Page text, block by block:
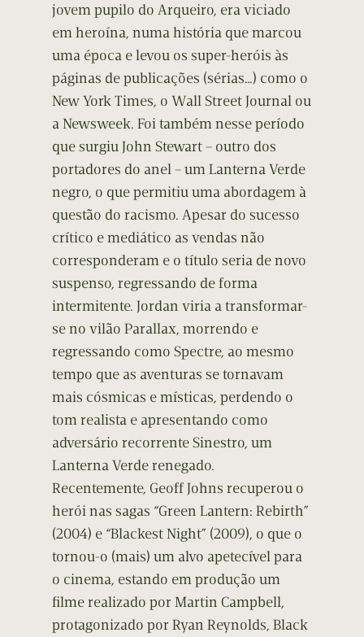
jovem pupilo do Arqueiro, era viciado
em heroína, numa história que marcou
uma época e levou os super-heróis às
páginas de publicações (sérias…) como o
New York Times, o Wall Street Journal ou
a Newsweek. Foi também nesse período
que surgiu John Stewart – outro dos
portadores do anel – um Lanterna Verde
negro, o que permitiu uma abordagem à
questão do racismo. Apesar do sucesso
crítico e mediático as vendas não
corresponderam e o título seria de novo
suspenso, regressando de forma
intermitente. Jordan viria a transformar-
se no vilão Parallax, morrendo e
regressando como Spectre, ao mesmo
tempo que as aventuras se tornavam
mais cósmicas e místicas, perdendo o
tom realista e apresentando como
adversário recorrente Sinestro, um
Lanterna Verde renegado.
Recentemente, Geoff Johns recuperou o
herói nas sagas “Green Lantern: Rebirth”
(2004) e “Blackest Night” (2009), o que o
tornou-o (mais) um alvo apetecível para
o cinema, estando em produção um
filme realizado por Martin Campbell,
protagonizado por Ryan Reynolds, Black